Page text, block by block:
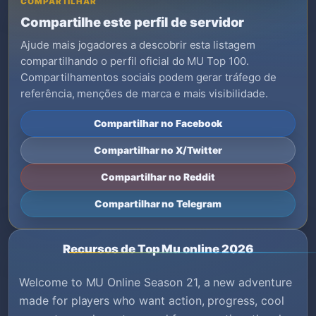
Compartilhe este perfil de servidor
Ajude mais jogadores a descobrir esta listagem
compartilhando o perfil oficial do MU Top 100.
Compartilhamentos sociais podem gerar tráfego de
referência, menções de marca e mais visibilidade.
Compartilhar no Facebook
Compartilhar no X/Twitter
Compartilhar no Reddit
Compartilhar no Telegram
Recursos de Top Mu online 2026
Welcome to MU Online Season 21, a new adventure
made for players who want action, progress, cool